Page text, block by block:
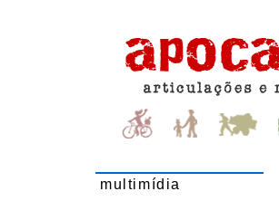
multimídia